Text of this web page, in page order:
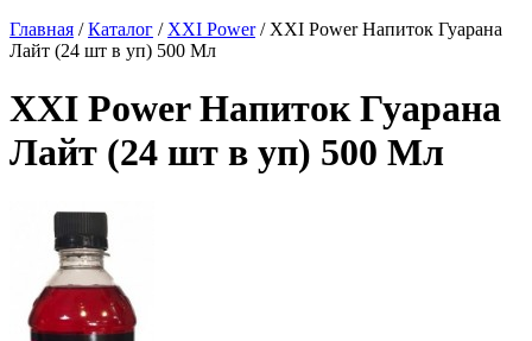
Главная /Каталог / XXI Power/ XXI Power Напиток Гуарана
Лайт (24 шт в уп) 500 Мл
XXI Power Напиток Гуарана
Лайт (24 шт в уп) 500 Мл